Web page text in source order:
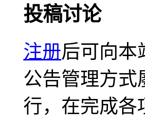
投稿讨论
注册后可向本
公告管理方式
行，在完成各